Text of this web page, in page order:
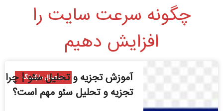
چگونه سرعت سایت را
افزایش دهیم
دیجیتال مارکتینگ
آموزش تجزیه و تحلیل سئو | چرا
تجزیه و تحلیل سئو مهم است؟